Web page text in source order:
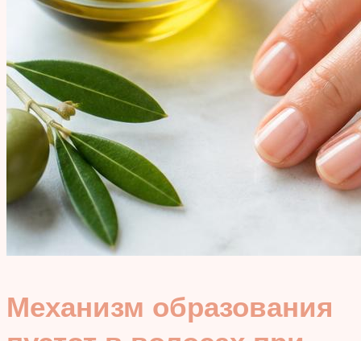
Механизм образования